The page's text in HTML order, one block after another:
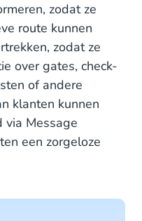
zodat ze
route kunnen
zodat ze
over gates, check-
of andere
klanten kunnen
Message
een zorgeloze